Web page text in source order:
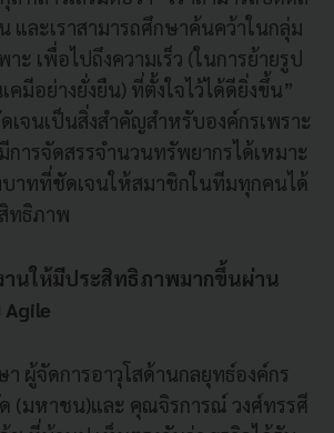
และเราสามารถศึกษาค้นคว้าในกลุ่ม
ะ เพื่อไปถึงความเร็ว (ในการย้ายรูป
มีอย่างยั่งยืน) ที่ตั้งใจไว้ได้ดียิ่งขึ้น”
เจนเป็นสิ่งสำคัญสำหรับองค์กรเพราะ
การจัดสรรจำนวนทรัพยากรได้เหมาะ
บาทที่ชัดเจนให้สมาชิกในทีมทุกคนได้
ทธิภาพ
านให้มีประสิทธิภาพมากขึ้นผ่าน
ผู้จัดการอาวุโสด้านกลยุทธ์องค์กร
(มหาชน)และ คุณจิรการณ์ วงศ์ทรรศี